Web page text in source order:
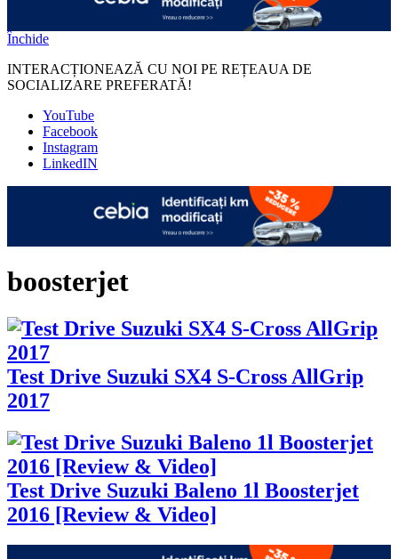
Închide
INTERACȚIONEAZĂ CU NOI PE REȚEAUA DE
SOCIALIZARE PREFERATĂ!
YouTube
Facebook
Instagram
LinkedIN
boosterjet
Test Drive Suzuki SX4 S-Cross AllGrip
2017
Test Drive Suzuki Baleno 1l Boosterjet
2016 [Review & Video]